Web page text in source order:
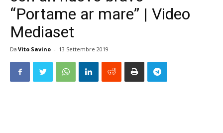
“Portame ar mare” | Video
Mediaset
Da Vito Savino - 13 Settembre 2019